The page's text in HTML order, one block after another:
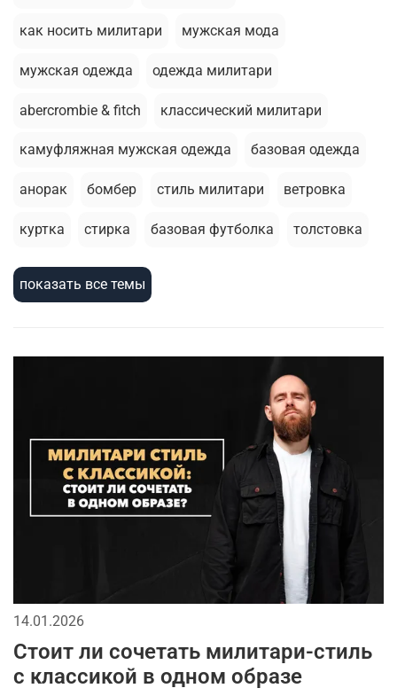
как носить милитари мужская мода
мужская одежда одежда милитари
abercrombie & fitch классический милитари
камуфляжная мужская одежда базовая одежда
анорак бомбер стиль милитари ветровка
куртка стирка базовая футболка толстовка
брюки джоггеры
сухпаек
тактические перчатки
мода в стиле милитари спортивный стиль
джинсы спорт брюки мужской лонгслив
аксессуары для мужчин
бейсболки длинная куртка
тренды в мужской одежде
камуфляж в одежде тактическая одежда
показать все темы
14.01.2026
Стоит ли сочетать милитари-стиль
с классикой в одном образе